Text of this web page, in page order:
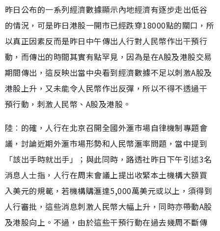
昨日公布的一系列經濟數據顯示內地經濟有逐步走出低谷
的情況，可是昨日港股一開市已經跌穿18000點的關口，所
以真正因素反而是昨日中午傳出人行對人民幣作出干預行
動，而傳出的時間其實有點罕見，因為是在A股及港股交易
期間傳出，這反映出當中央看到經濟數據不足以刺激A股及
港股上升，又未能令人民幣作出反彈，所以不得不透過干
預行動，刺激人民幣、A股及港股。
陸︰的確，人行在北京召開全國外滙市場自律機制專題會
議，討論近期外滙市場形勢和人民幣滙率問題，當中提到
「該出手時就出手」；與此同時，路透社昨日下午引述3名
消息人士指，人行在周末會議上提出收緊本土機構大額買
入美元的規範，若機構購滙達5,000萬美元或以上，須得到
人行審批，這些消息刺激人民幣大幅上升，同時亦帶動A股
及港股向上。不過，由於這些干預行動在過去幾周不斷傳